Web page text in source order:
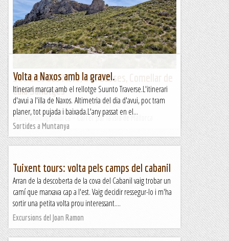
Sa Paret des Moro, Ses Basses, Comellar de
Cala Sanutges
TrailRunningMallorca – Correr por la isla de Mallorca
Volta a Naxos amb la gravel.
Itinerari marcat amb el rellotge Suunto Traverse.L'itinerari
d'avui a l'illa de Naxos. Altimetria del dia d'avui, poc tram
planer, tot pujada i baixada.L'any passat en el...
Sortides a Muntanya
Tuixent tours: volta pels camps del cabanil
Arran de la descoberta de la cova del Cabanil vaig trobar un
camí que marxava cap a l'est. Vaig decidir ressegur-lo i m'ha
sortir una petita volta prou interessant....
Excursions del Joan Ramon